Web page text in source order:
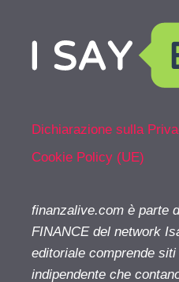
Dichiarazione sulla
Cookie Policy (UE)
finanzalive.com è parte
FINANCE del network
editoriale comprende
indipendente che